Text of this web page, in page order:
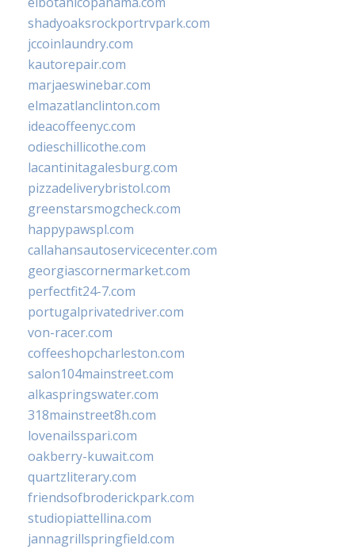
shadyoaksrockportrvpark.com
jccoinlaundry.com
kautorepair.com
marjaeswinebar.com
elmazatlanclinton.com
ideacoffeenyc.com
odieschillicothe.com
lacantinitagalesburg.com
pizzadeliverybristol.com
greenstarsmogcheck.com
happypawspl.com
callahansautoservicecenter.com
georgiascornermarket.com
perfectfit24-7.com
portugalprivatedriver.com
von-racer.com
coffeeshopcharleston.com
salon104mainstreet.com
alkaspringswater.com
318mainstreet8h.com
lovenailsspari.com
oakberry-kuwait.com
quartzliterary.com
friendsofbroderickpark.com
studiopiattellina.com
jannagrillspringfield.com